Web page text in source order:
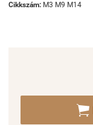
Cikkszám: M3 M9 M14
